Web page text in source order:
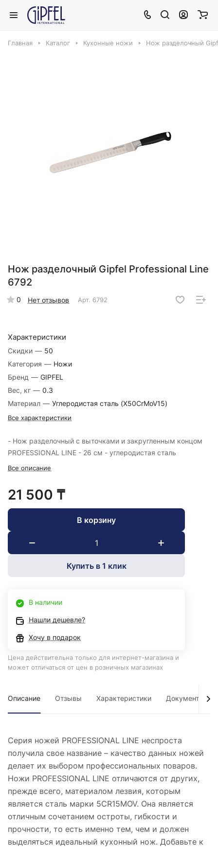
Главная Каталог Кухонные ножи Нож разделочный
Нож разделочный Gipfel Professional Line
6792
0 Нет отзывов Арт. 6792
Характеристики
Скидки — 50
Категория — Ножи
Бренд — GIPFEL
Вес, кг — 0.3
Материал — Углеродистая сталь (X50CrMoV15)
Все характеристики
- Нож разделочный с выточками и закругленным концом
PROFESSIONAL LINE - 26 см - углеродистая сталь
Все описание
21 500 ₸
В корзину
Купить в 1 клик
В наличии
Нашли дешевле?
Хочу в подарок
Цена действительна только для интернет-магазина и
может отличаться от цен в розничных магазинах
Описание Отзывы Характеристики Документы
Серия ножей PROFESSIONAL LINE неспроста
получила свое название – качество данных ножей
делает их выбором профессиональных поваров.
Ножи PROFESSIONAL LINE отличаются от других,
прежде всего, материалом лезвия, которым
является сталь марки 5CR15MOV. Она является
отличным сочетанием остроты, гибкости и
прочности, то есть именно тем, чем и должен
выделяться идеальный кухонный нож. Добавьте к